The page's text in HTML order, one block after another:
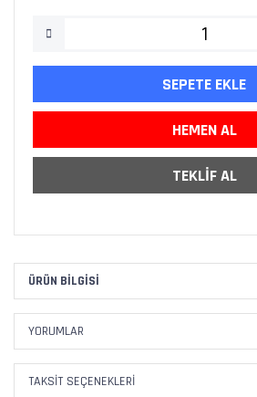
SEPETE EKLE
HEMEN AL
TEKLİF AL
ÜRÜN BILGISI
YORUMLAR
TAKSIT SEÇENEKLERI